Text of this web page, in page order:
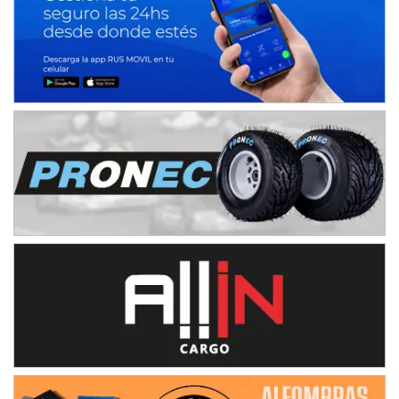
08/09-AGO
IAME SERIES ARGENTINA 6
Ramiro Tot (Asfalto)
Baradero (Buenos Aires)
KDO - F6
Ciudad de Trenque Lauquen (Asfalto)
Trenque Lauquen (Buenos Aires)
ENTRERRIANO - F6 (POSTERGADA)
Parque de la Velocidad (Asfalto)
Villaguay (Entre Ríos)
VICTORIENSE - F7
CSK - F7